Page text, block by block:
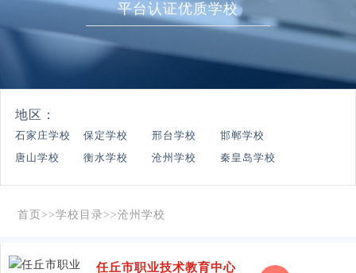
平台认证优质学校
地区：
石家庄学校 保定学校 邢台学校
邯郸学校
唐山学校
衡水学校 沧州学校 秦皇岛学校
首页 >>学校目录 >>沧州学校
任丘市职业技术教育中心